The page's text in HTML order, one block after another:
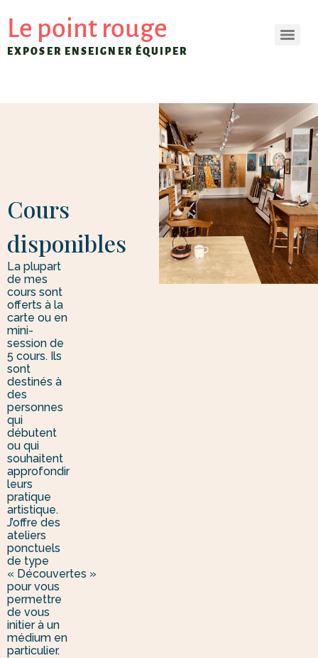
Le point rouge
EXPOSER ENSEIGNER ÉQUIPER
Cours
disponibles
La plupart
de mes
cours sont
offerts à la
carte ou en
mini-
session de
5 cours. Ils
sont
destinés à
des
personnes
qui
débutent
ou qui
souhaitent
approfondir
leurs
pratique
artistique.
J’offre des
ateliers
ponctuels
de type
« Découvertes »
pour vous
permettre
de vous
initier à un
médium en
particulier.